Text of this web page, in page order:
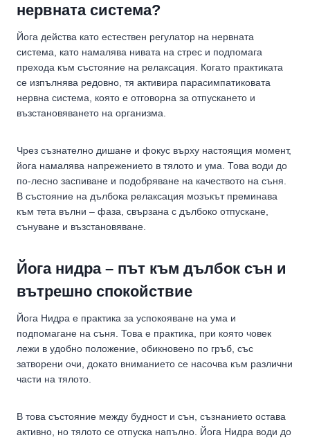
нервната система?
Йога действа като естествен регулатор на нервната
система, като намалява нивата на стрес и подпомага
прехода към състояние на релаксация. Когато практиката
се изпълнява редовно, тя активира парасимпатиковата
нервна система, която е отговорна за отпускането и
възстановяването на организма.
Чрез съзнателно дишане и фокус върху настоящия момент,
йога намалява напрежението в тялото и ума. Това води до
по-лесно заспиване и подобряване на качеството на съня.
В състояние на дълбока релаксация мозъкът преминава
към тета вълни – фаза, свързана с дълбоко отпускане,
сънуване и възстановяване.
Йога нидра – път към дълбок сън и
вътрешно спокойствие
Йога Нидра е практика за успокояване на ума и
подпомагане на съня. Това е практика, при която човек
лежи в удобно положение, обикновено по гръб, със
затворени очи, докато вниманието се насочва към различни
части на тялото.
В това състояние между будност и сън, съзнанието остава
активно, но тялото се отпуска напълно. Йога Нидра води до